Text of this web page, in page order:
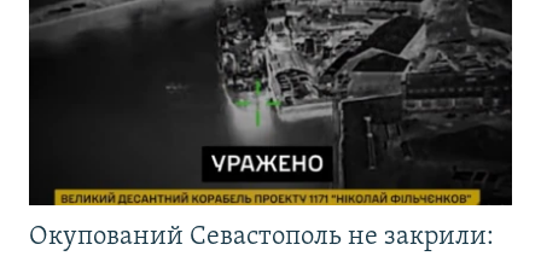
Окупований Севастополь не закрили: